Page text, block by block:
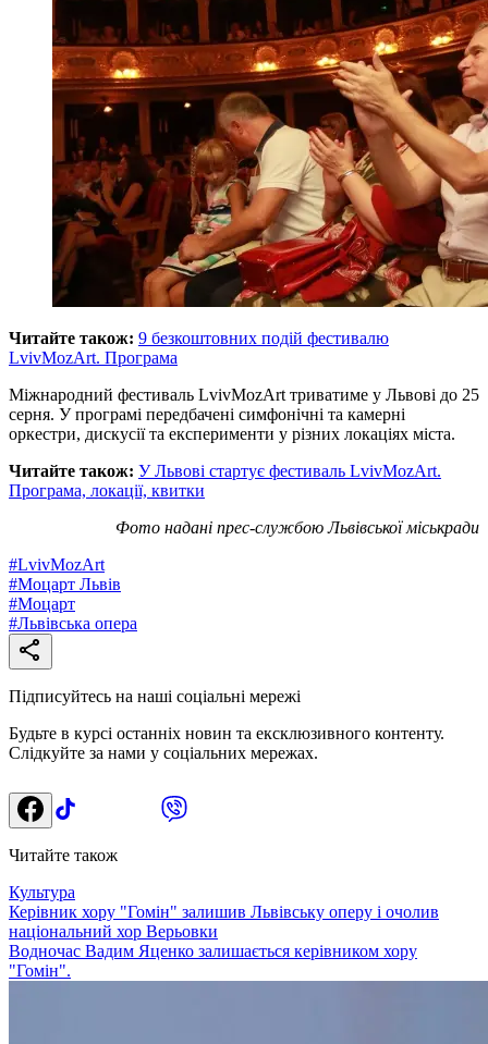
Читайте також: 9 безкоштовних подій фестивалю
LvivMozArt. Програма
Міжнародний фестиваль LvivMozArt триватиме у Львові до 25
серня. У програмі передбачені симфонічні та камерні
оркестри, дискусії та експерименти у різних локаціях міста.
Читайте також: У Львові стартує фестиваль LvivMozArt.
Програма, локації, квитки
Фото надані прес-службою Львівської міськради
#LvivMozArt
#Моцарт Львів
#Моцарт
#Львівська опера
Підписуйтесь на наші соціальні мережі
Будьте в курсі останніх новин та ексклюзивного контенту.
Слідкуйте за нами у соціальних мережах.
Читайте також
Культура
Керівник хору "Гомін" залишив Львівську оперу і очолив
національний хор Верьовки
Водночас Вадим Яценко залишається керівником хору
"Гомін".